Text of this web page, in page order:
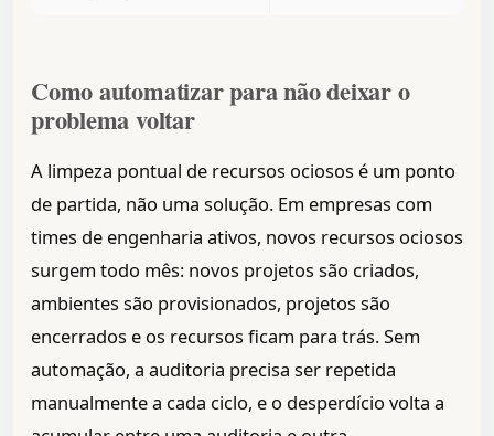
Como automatizar para não deixar o
problema voltar
A limpeza pontual de recursos ociosos é um ponto
de partida, não uma solução. Em empresas com
times de engenharia ativos, novos recursos ociosos
surgem todo mês: novos projetos são criados,
ambientes são provisionados, projetos são
encerrados e os recursos ficam para trás. Sem
automação, a auditoria precisa ser repetida
manualmente a cada ciclo, e o desperdício volta a